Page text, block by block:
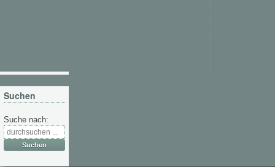
Suchen
Suche nach: